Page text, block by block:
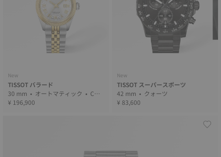
New
TISSOT バラード
30 mm • オートマティック • COS
C
¥ 196,900
New
TISSOT スーパースポーツ
42 mm • クォーツ
¥ 83,600